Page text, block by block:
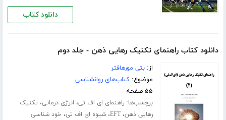
دانلود کتاب
دانلود کتاب راهنمای تکنیک رهایی ذهن - جلد دوم
از:بتی مورهافتر
موضوع:کتاب‌های روانشناسی
۵۵ صفحه
برچسب‌ها:راهنمای ای اف تی، انرژی درمانی، تکنیک
رهایی ذهن،EFT،شیوه ای اف تی، خود شناسی